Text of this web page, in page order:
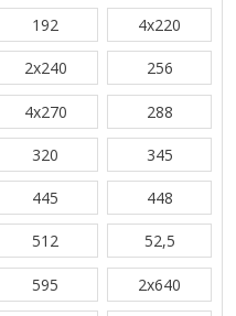
192 4x220
2x240 256
4x270 288
320 345
445 448
512 52,5
595 2x640